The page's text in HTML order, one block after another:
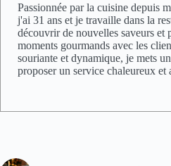
Passionnée par la cuisine depuis
j'ai 31 ans et je travaille dans la
découvrir de nouvelles saveurs et
moments gourmands avec les
souriante et dynamique, je mets
proposer un service chaleureux et